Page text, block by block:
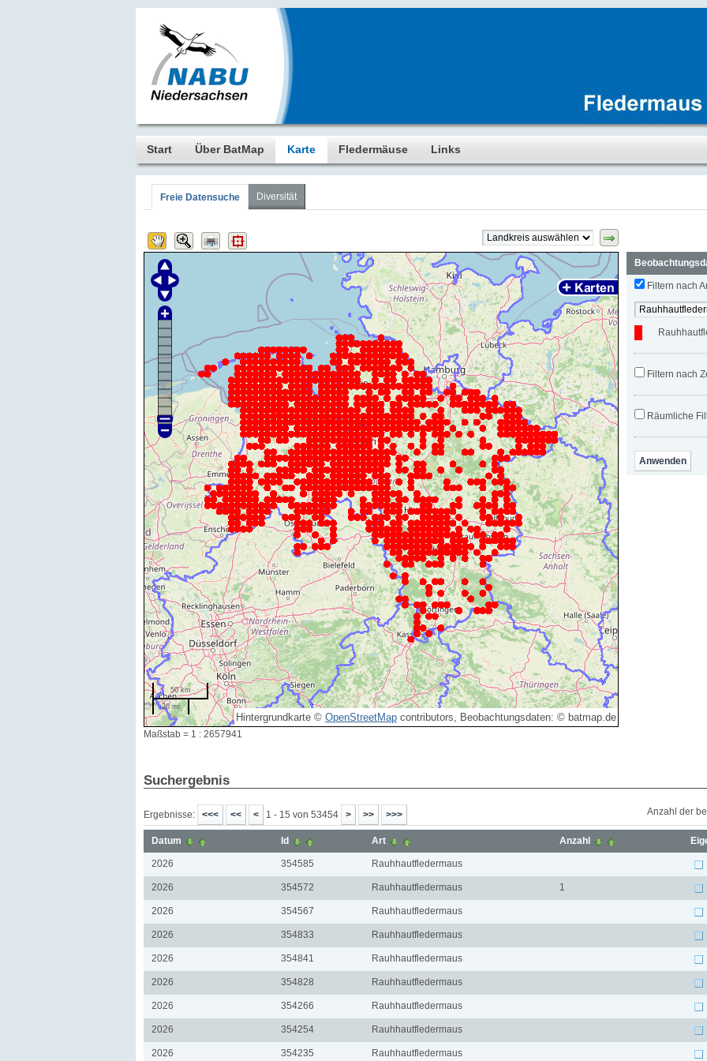
Start Über BatMap Karte Fledermäuse Links
Freie Datensuche Diversität
Hintergrundkarte © OpenStreetMap contributors, Beobachtungsdaten: © batmap.de
50 km
20 mi
Maßstab = 1 : 2657941
Filtern nach
Filtern nach
Räumliche
Suchergebnis
Ergebnisse: 1 - 15 von 53454 Anzahl der
Datum Id Art Anzahl
2026 354585 Rauhhautfledermaus
2026 354572 Rauhhautfledermaus 1
2026 354567 Rauhhautfledermaus
2026 354833 Rauhhautfledermaus
2026 354841 Rauhhautfledermaus
2026 354828 Rauhhautfledermaus
2026 354266 Rauhhautfledermaus
2026 354254 Rauhhautfledermaus
2026 354235 Rauhhautfledermaus